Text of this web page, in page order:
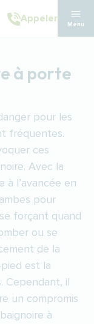
Appeler
Menu
à porte
pour les
fréquentes.
ces
Avec la
à l’avancée en
pour
forçant quand
ou se
de la
est la
Cependant, il
un compromis
à